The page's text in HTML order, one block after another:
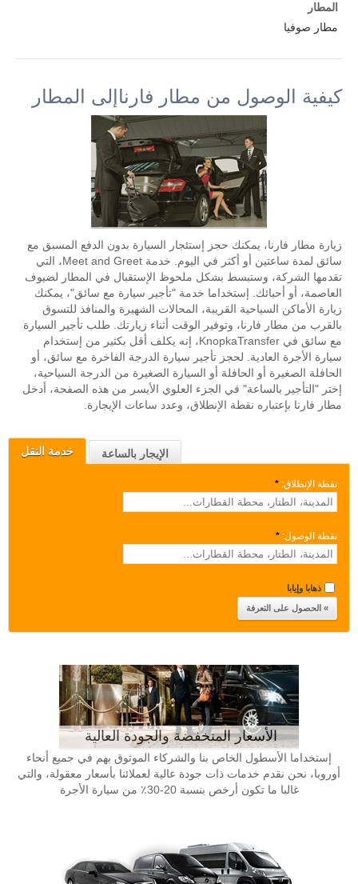
خدمة النقل الإيجار بالساعة
نقطة الإنطلاق: *
نقطة الوصول: *
ذهابا وإيابا
الأسعار المنخفضة والجودة العالية
إستخداما الأسطول الخاص بنا والشركاء الموثوق بهم في جميع أنحاء
أوروبا، نحن نقدم خدمات ذات جودة عالية لعملائنا بأسعار معقولة، والتي
غالبا ما تكون أرخص بنسبة 20-30٪ من سيارة الأجرة
المطار
مطار صوفيا
كيفية الوصول من مطار فارناإلى المطار
زيارة مطار فارنا، يمكنك حجز إستئجار السيارة بدون الدفع المسبق مع
سائق لمدة ساعتين أو أكثر في اليوم. خدمة Meet and Greet، التي
تقدمها الشركة، وستبسط بشكل ملحوظ الإستقبال في المطار لضيوف
العاصمة، أو أحبائك. إستخداما خدمة "تأجير سيارة مع سائق"، يمكنك
زيارة الأماكن السياحية القريبة، المحالات الشهيرة والمنافذ للتسوق
بالقرب من مطار فارنا، وتوفير الوقت أثناء زيارتك. طلب تأجير السيارة
مع سائق في KnopkaTransfer، إنه يكلف أقل بكثير من إستخدام
سيارة الأجرة العادية. لحجز تأجير سيارة الدرجة الفاخرة مع سائق، أو
الحافلة الصغيرة أو الحافلة أو السيارة الصغيرة من الدرجة السياحية،
إختر "التأجير بالساعة" في الجزء العلوي الأيسر من هذه الصفحة، أدخل
مطار فارنا بإعتباره نقطة الإنطلاق، وعدد ساعات الإيجارة.